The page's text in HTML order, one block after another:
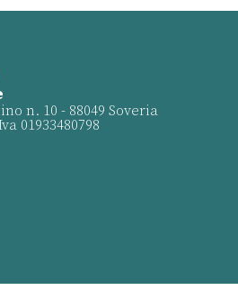
n. 10 - 88049 Soveria
01933480798